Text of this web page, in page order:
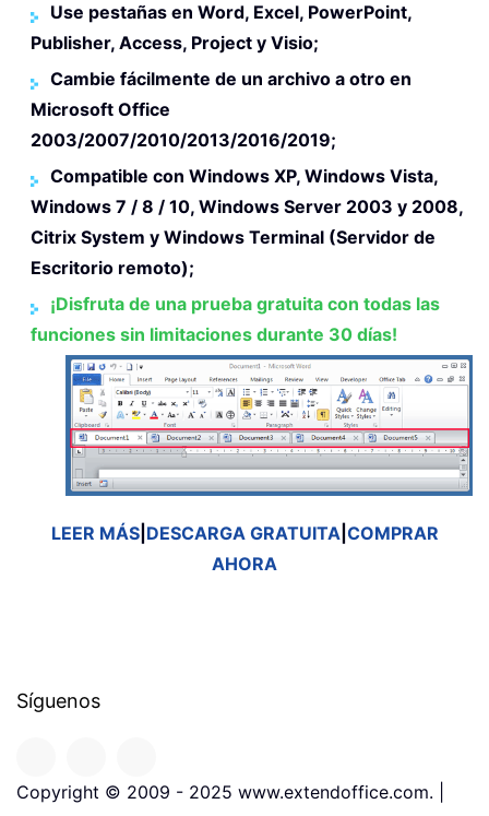
Use pestañas en Word, Excel, PowerPoint,
Publisher, Access, Project y Visio;
Cambie fácilmente de un archivo a otro en
Microsoft Office
2003/2007/2010/2013/2016/2019;
Compatible con Windows XP, Windows Vista,
Windows 7 / 8 / 10, Windows Server 2003 y 2008,
Citrix System y Windows Terminal (Servidor de
Escritorio remoto);
¡Disfruta de una prueba gratuita con todas las
funciones sin limitaciones durante 30 días!
LEER MÁS| DESCARGA GRATUITA| COMPRAR
AHORA
Síguenos
Copyright © 2009 - 2025 www.extendoffice.com. |